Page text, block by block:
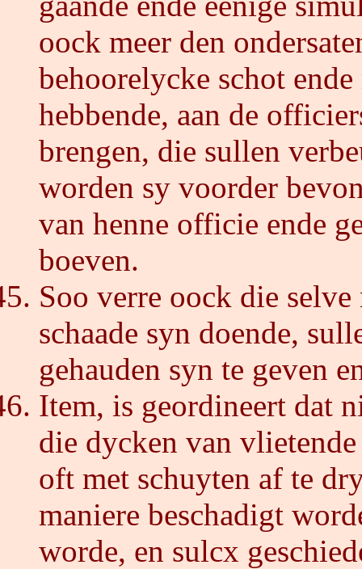
oock meer den
behoorelycke schot
hebbende, aan de
brengen, die sullen
worden sy voorder
van henne officie ende
boeven.
Soo verre oock die selve
schaade syn doende,
gehauden syn te geven
Item, is geordineert dat
die dycken van
oft met schuyten af te
maniere beschadigt
worde, en sulcx